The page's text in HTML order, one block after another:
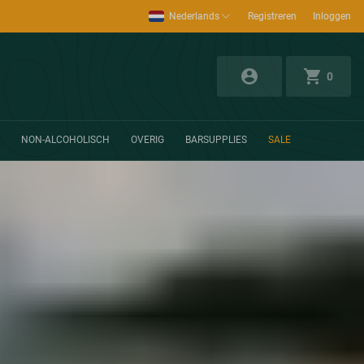
Nederlands Registreren Inloggen
0
NON-ALCOHOLISCH OVERIG BARSUPPLIES SALE